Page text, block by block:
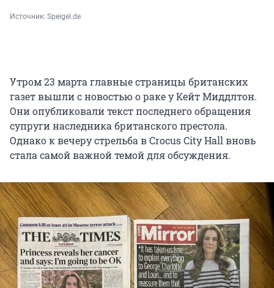
Источник: Speigel.de
Утром 23 марта главные страницы британских
газет вышли с новостью о раке у Кейт Миддлтон.
Они опубликовали текст последнего обращения
супруги наследника британского престола.
Однако к вечеру стрельба в Crocus City Hall вновь
стала самой важной темой для обсуждения.